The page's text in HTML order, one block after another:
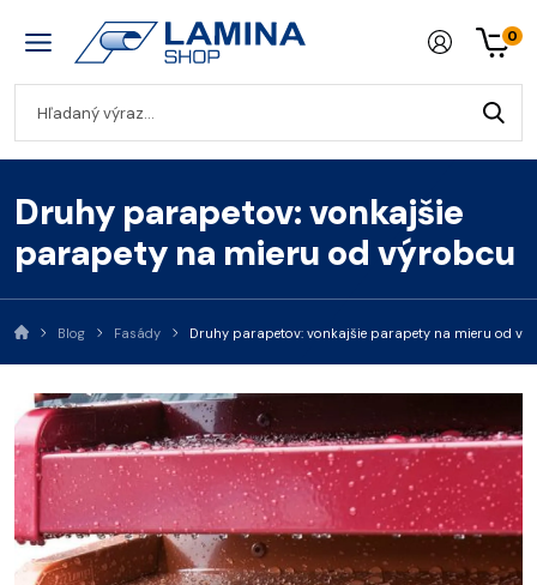
0
Druhy parapetov: vonkajšie
parapety na mieru od výrobcu
Blog Fasády Druhy parapetov: vonkajšie parapety na mieru od